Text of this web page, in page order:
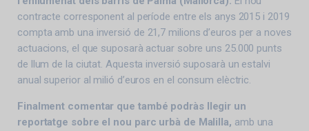
contracte corresponent al període entre els anys 2015 i 2019
compta amb una inversió de 21,7 milions d’euros per a noves
actuacions, el que suposarà actuar sobre uns 25.000 punts
de llum de la ciutat. Aquesta inversió suposarà un estalvi
anual superior al milió d’euros en el consum elèctric.
Finalment comentar que també podràs llegir un
reportatge sobre el nou parc urbà de Malilla, amb una